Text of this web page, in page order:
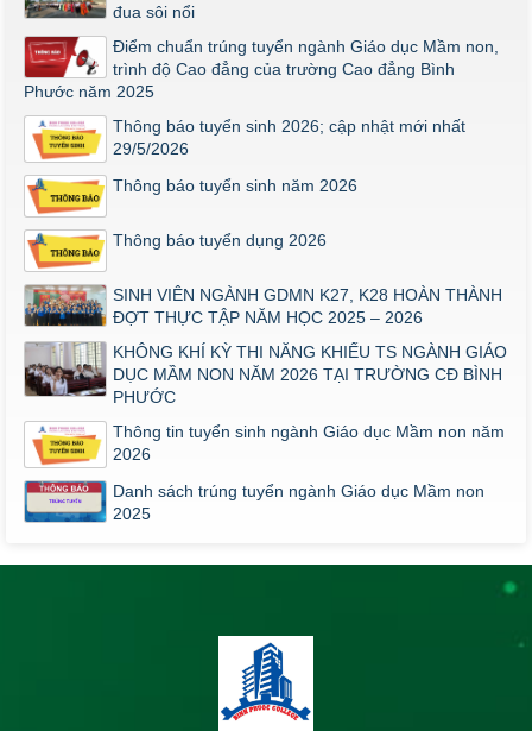
đua sôi nổi
Điểm chuẩn trúng tuyển ngành Giáo dục Mầm non,
trình độ Cao đẳng của trường Cao đẳng Bình
Phước năm 2025
Thông báo tuyển sinh 2026; cập nhật mới nhất
29/5/2026
Thông báo tuyển sinh năm 2026
Thông báo tuyển dụng 2026
SINH VIÊN NGÀNH GDMN K27, K28 HOÀN THÀNH
ĐỢT THỰC TẬP NĂM HỌC 2025 – 2026
KHÔNG KHÍ KỲ THI NĂNG KHIẾU TS NGÀNH GIÁO
DỤC MẦM NON NĂM 2026 TẠI TRƯỜNG CĐ BÌNH
PHƯỚC
Thông tin tuyển sinh ngành Giáo dục Mầm non năm
2026
Danh sách trúng tuyển ngành Giáo dục Mầm non
2025